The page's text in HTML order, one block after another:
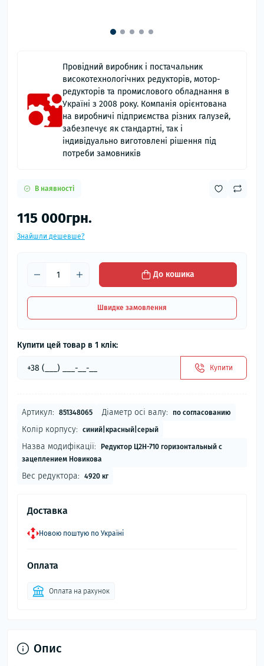
Провідний виробник і постачальник
високотехнологічних редукторів, мотор-
редукторів та промислового обладнання в
Україні з 2008 року. Компанія орієнтована
на виробничі підприємства різних галузей,
забезпечує як стандартні, так і
індивідуально виготовлені рішення під
потреби замовників
В наявності
115 000грн.
Знайшли дешевше?
До кошика
Швидке замовлення
Купити цей товар в 1 клік:
Купити
Артикул: 851348065 Діаметр осі валу: по согласованию
Колір корпусу: синий|красный|серый
Назва модифікації:
Редуктор Ц2Н-710 горизонтальный с
зацеплением Новикова
Вес редуктора: 4920 кг
Доставка
Новою поштую по Україні
Оплата
Оплата на рахунок
Опис